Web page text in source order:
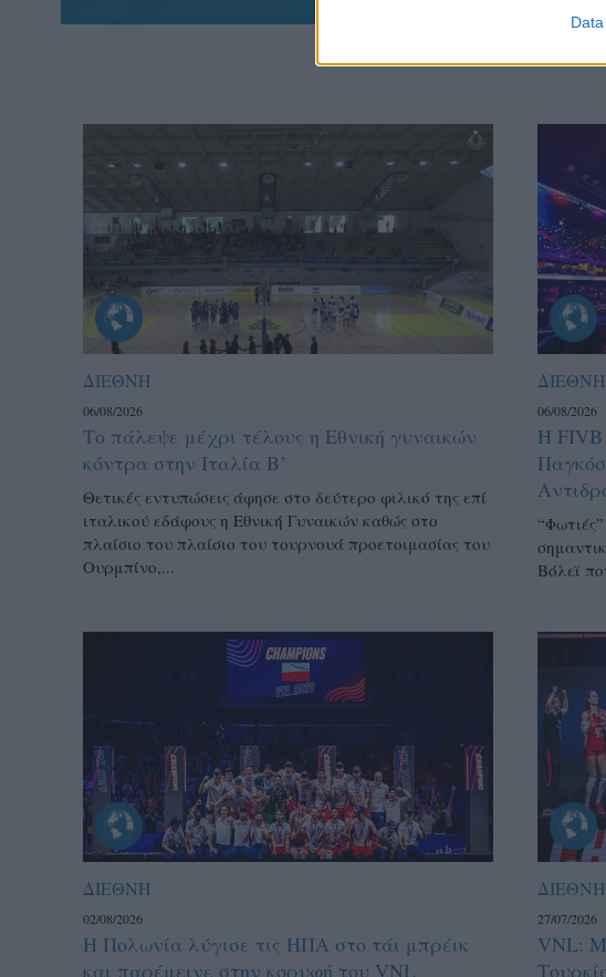
ΔΙΕΘΝΗ
06/08/2026
Το πάλεψε μέχρι τέλους η Εθνική γυναικών
κόντρα στην Ιταλία Β’
Θετικές εντυπώσεις άφησε στο δεύτερο φιλικό της επί
ιταλικού εδάφους η Εθνική Γυναικών καθώς στο
πλαίσιο του πλαίσιο του τουρνουά προετοιμασίας του
Ουρμπίνο,...
ΔΙΕΘΝΗ
06/08/2026
Η FIVB
Βόλεϊ
ΔΙΕΘΝΗ
02/08/2026
Η Πολωνία λύγισε τις ΗΠΑ στο τάι μπρέικ
και παρέμεινε στην κορυφή του VNL
ΔΙΕΘΝΗ
27/07/2026
VNL: